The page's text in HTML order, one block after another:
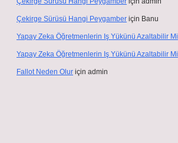
Çekirge Sürüsü Hangi Peygamber için Banu
Yapay Zeka Öğretmenlerin Iş Yükünü Azaltabilir Mi
Yapay Zeka Öğretmenlerin Iş Yükünü Azaltabilir Mi
Fallot Neden Olur için admin